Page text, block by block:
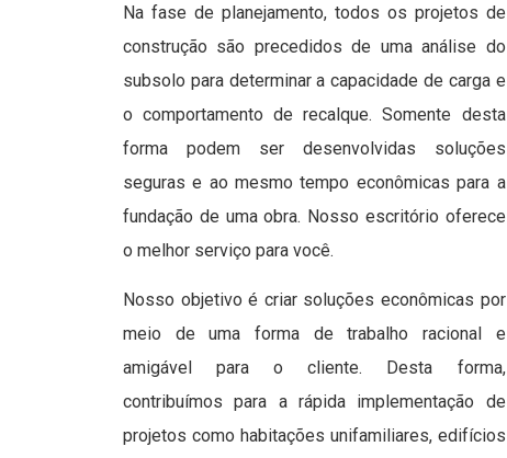
Na fase de planejamento, todos os projetos de
construção são precedidos de uma análise do
subsolo para determinar a capacidade de carga e
o comportamento de recalque. Somente desta
forma podem ser desenvolvidas soluções
seguras e ao mesmo tempo econômicas para a
fundação de uma obra. Nosso escritório oferece
o melhor serviço para você.
Nosso objetivo é criar soluções econômicas por
meio de uma forma de trabalho racional e
amigável para o cliente. Desta forma,
contribuímos para a rápida implementação de
projetos como habitações unifamiliares, edifícios